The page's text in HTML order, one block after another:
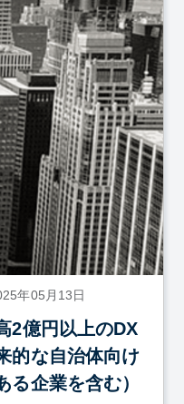
年05月13日
2億円以上のDX
的な自治体向け
企業を含む）